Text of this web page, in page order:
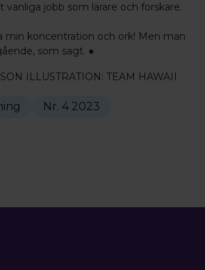
jobb som lärare och forskare.
min koncentration och ork! Men man
som sagt. ●
ILLUSTRATION: TEAM HAWAII
Nr. 4 2023